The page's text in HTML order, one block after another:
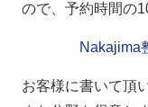
ので、予約時間の
Nakajima
お客様に書いて頂